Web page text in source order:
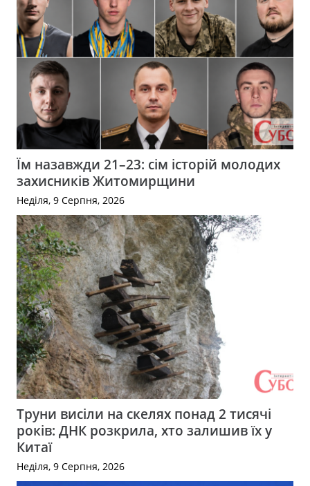
Їм назавжди 21–23: сім історій молодих
захисників Житомирщини
Неділя, 9 Серпня, 2026
Труни висіли на скелях понад 2 тисячі
років: ДНК розкрила, хто залишив їх у
Китаї
Неділя, 9 Серпня, 2026